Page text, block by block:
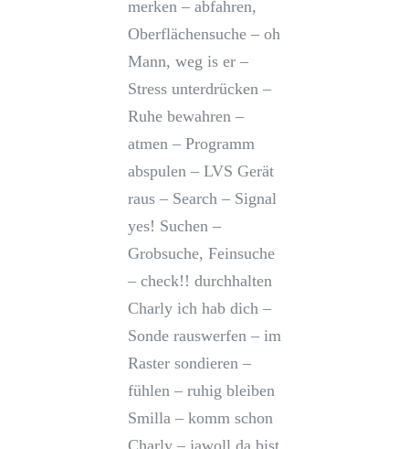
merken – abfahren,
Oberflächensuche – oh
Mann, weg is er –
Stress unterdrücken –
Ruhe bewahren –
atmen – Programm
abspulen – LVS Gerät
raus – Search – Signal
yes! Suchen –
Grobsuche, Feinsuche
– check!! durchhalten
Charly ich hab dich –
Sonde rauswerfen – im
Raster sondieren –
fühlen – ruhig bleiben
Smilla – komm schon